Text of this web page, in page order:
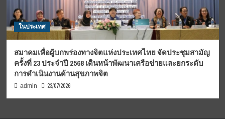
ในประเทศ
สมาคมเพื่อผู้บกพร่องทางจิตแห่งประเทศไทย จัดประชุมสามัญ
ครั้งที่ 23 ประจำปี 2568 เดินหน้าพัฒนาเครือข่ายและยกระดับ
การดำเนินงานด้านสุขภาพจิต
admin 23/07/2026